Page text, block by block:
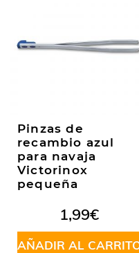
Pinzas de
recambio azul
para navaja
Victorinox
pequeña
1,99€
AÑADIR AL